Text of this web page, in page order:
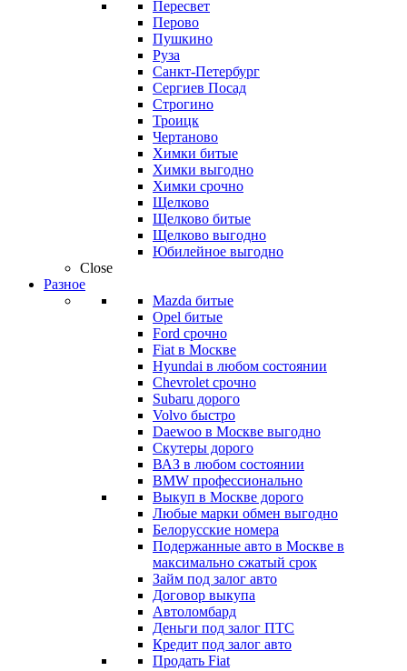
Пересвет
Перово
Пушкино
Руза
Санкт-Петербург
Сергиев Посад
Строгино
Троицк
Чертаново
Химки битые
Химки выгодно
Химки срочно
Щелково
Щелково битые
Щелково выгодно
Юбилейное выгодно
Close
Разное
Mazda битые
Opel битые
Ford срочно
Fiat в Москве
Hyundai в любом состоянии
Chevrolet срочно
Subaru дорого
Volvo быстро
Daewoo в Москве выгодно
Скутеры дорого
ВАЗ в любом состоянии
BMW профессионально
Выкуп в Москве дорого
Любые марки обмен выгодно
Белорусские номера
Подержанные авто в Москве в
максимально сжатый срок
Займ под залог авто
Договор выкупа
Автоломбард
Деньги под залог ПТС
Кредит под залог авто
Продать Fiat